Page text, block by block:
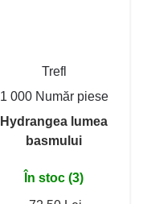
Trefl
1 000 Număr piese
Hydrangea lumea
basmului
În stoc (3)